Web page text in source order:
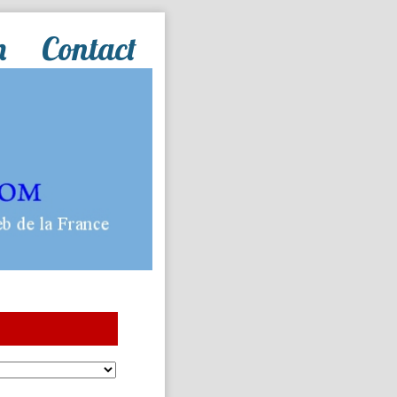
Contact